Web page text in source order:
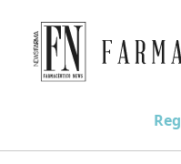
Farmacêutico News